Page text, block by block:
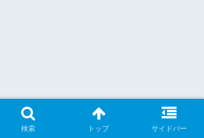
検索 トップ サイドバー